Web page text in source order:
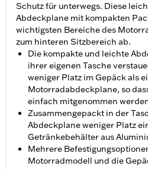
Schutz für unterwegs. Diese
Abdeckplane mit kompakten
wichtigsten Bereiche des
zum hinteren Sitzbereich ab.
Die kompakte und leichte
ihrer eigenen Tasche
weniger Platz im Gepäck als
Motorradabdeckplane, so
einfach mitgenommen
Zusammengepackt in der
Abdeckplane weniger Platz
Getränkebehälter aus
Mehrere
Motorradmodell und die